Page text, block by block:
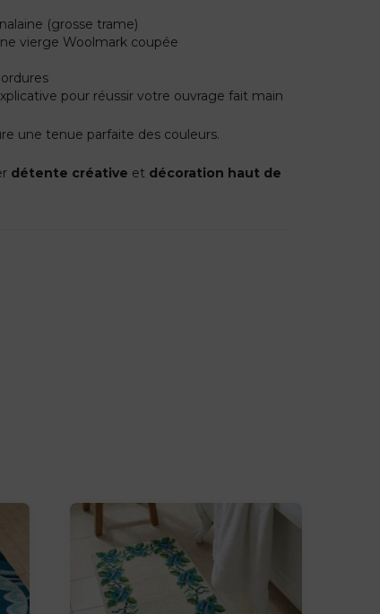
(grosse trame)
vierge Woolmark coupée
pour réussir votre ouvrage fait main
une tenue parfaite des couleurs.
détente créative et décoration haut de